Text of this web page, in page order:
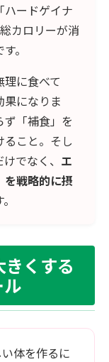
ハードゲイナ
カロリーが消
。
に食べて
になりま
ず「補食」を
こと。そし
でなく、 エ
を戦略的に摂
くする
ル
体を作るに